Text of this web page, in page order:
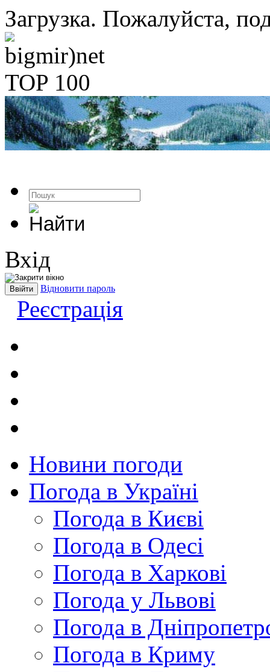
Загрузка. Пожалуйста,
Вхід
Відновити пароль
Реєстрація
Новини погоди
Погода в Україні
Погода в Києві
Погода в Одесі
Погода в Харкові
Погода у Львові
Погода в
Погода в Криму